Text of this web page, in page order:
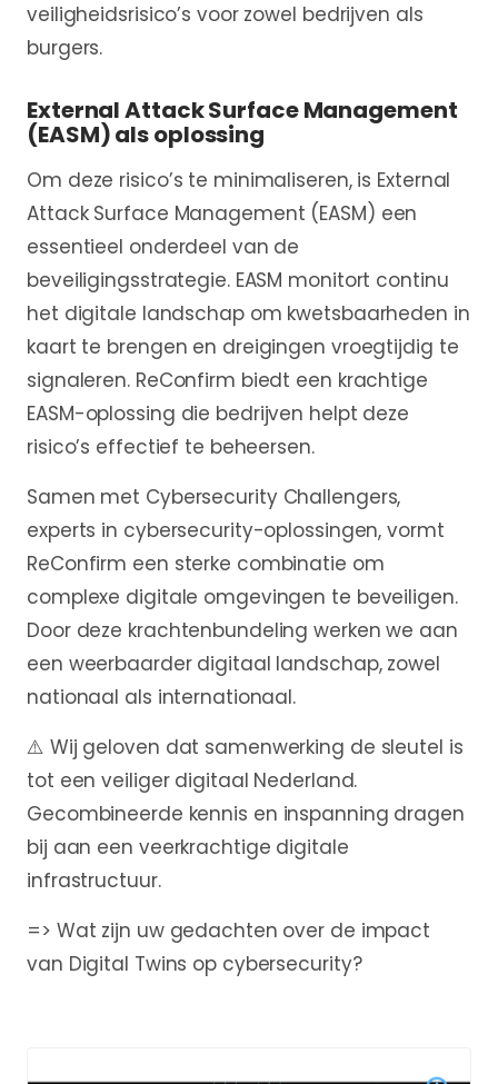
veiligheidsrisico’s voor zowel bedrijven als
burgers.
External Attack Surface Management
(EASM) als oplossing
Om deze risico’s te minimaliseren, is External
Attack Surface Management (EASM) een
essentieel onderdeel van de
beveiligingsstrategie. EASM monitort continu
het digitale landschap om kwetsbaarheden in
kaart te brengen en dreigingen vroegtijdig te
signaleren. ReConfirm biedt een krachtige
EASM-oplossing die bedrijven helpt deze
risico’s effectief te beheersen.
Samen met Cybersecurity Challengers,
experts in cybersecurity-oplossingen, vormt
ReConfirm een sterke combinatie om
complexe digitale omgevingen te beveiligen.
Door deze krachtenbundeling werken we aan
een weerbaarder digitaal landschap, zowel
nationaal als internationaal.
⚠️ Wij geloven dat samenwerking de sleutel is
tot een veiliger digitaal Nederland.
Gecombineerde kennis en inspanning dragen
bij aan een veerkrachtige digitale
infrastructuur.
=> Wat zijn uw gedachten over de impact
van Digital Twins op cybersecurity?